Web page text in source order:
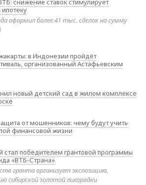
снижение ставок стимулирует
оформил более 41 тыс. сделок на сумму
в Индонезии пройдёт
организованный Астафьевским
новый детский сад в жилом комплексе
от мошенников: чему будут учить
финансовой жизни
стал победителем грантовой программы
«ВТБ-Страна»
гранта организует экспозицию,
сибирской золотой лихорадки